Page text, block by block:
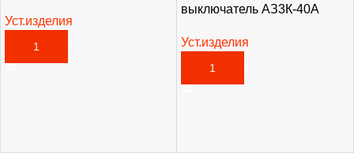
Уст.изделия
В КОРЗИНУ
выключатель АЗ3К-40А
Уст.изделия
В КОРЗИНУ